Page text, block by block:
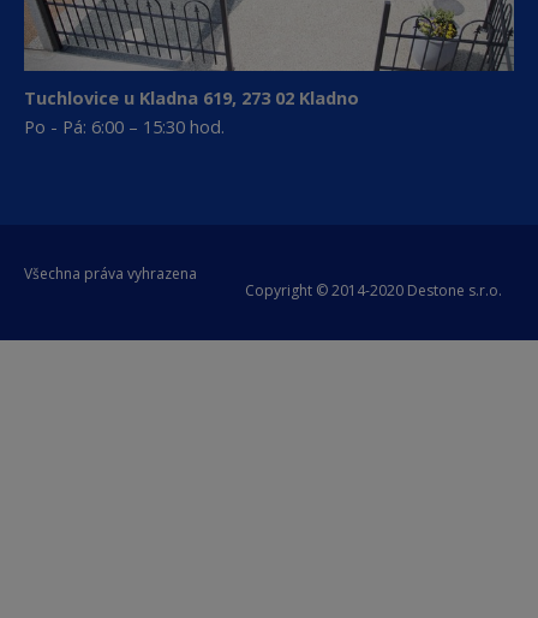
Tuchlovice u Kladna 619, 273 02 Kladno
Po - Pá: 6:00 – 15:30 hod.
Všechna práva vyhrazena
Copyright © 2014-2020 Destone s.r.o.